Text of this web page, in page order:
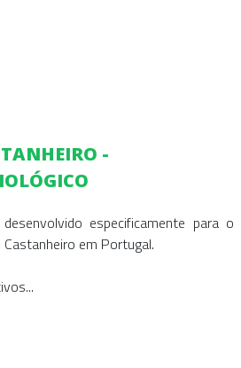
-
especificamente para o
em Portugal.